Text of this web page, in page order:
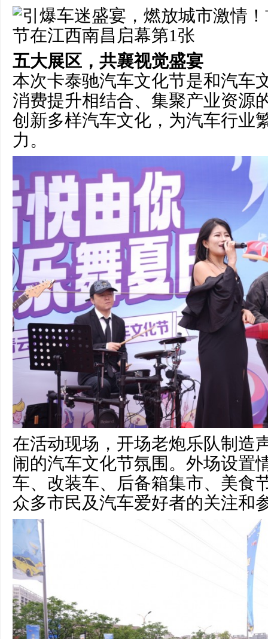
五大展区，共襄视觉盛宴
本次卡泰驰汽车文化节是和汽车
消费提升相结合、集聚产业资源
创新多样汽车文化，为汽车行业
力。
在活动现场，开场老炮乐队制造
闹的汽车文化节氛围。外场设置
车、改装车、后备箱集市、美食
众多市民及汽车爱好者的关注和